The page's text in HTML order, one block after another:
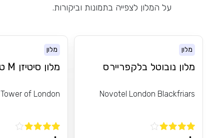
על המלון לצפייה בתמונות וביקורות.
מלון
מלון נובוטל בלקפריירס
Novotel London Blackfriars
מלון
מלון סיטיזן M טאואר אוף
of London